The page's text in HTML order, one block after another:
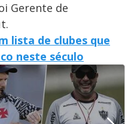
Gerente de
lista de clubes que
neste século